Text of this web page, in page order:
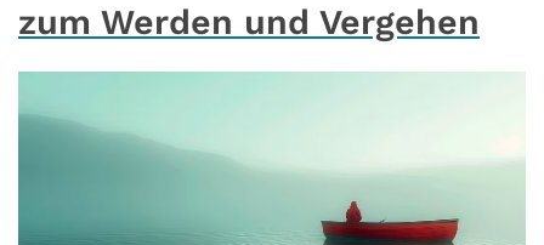
zum Werden und Vergehen